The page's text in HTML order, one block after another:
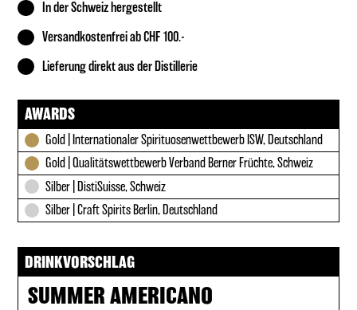
In der Schweiz hergestellt
Versandkostenfrei ab CHF 100.-
Lieferung direkt aus der Distillerie
AWARDS
Gold | Internationaler Spirituosenwettbewerb ISW, Deutschland
Gold | Qualitätswettbewerb Verband Berner Früchte, Schweiz
Silber | DistiSuisse, Schweiz
Silber | Craft Spirits Berlin, Deutschland
DRINKVORSCHLAG
SUMMER AMERICANO